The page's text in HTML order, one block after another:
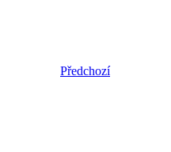
Předchozí